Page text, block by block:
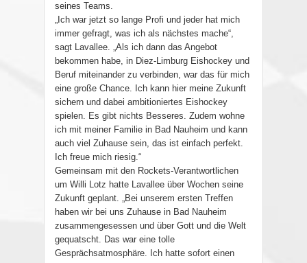
seines Teams.
„Ich war jetzt so lange Profi und jeder hat mich
immer gefragt, was ich als nächstes mache“,
sagt Lavallee. „Als ich dann das Angebot
bekommen habe, in Diez-Limburg Eishockey und
Beruf miteinander zu verbinden, war das für mich
eine große Chance. Ich kann hier meine Zukunft
sichern und dabei ambitioniertes Eishockey
spielen. Es gibt nichts Besseres. Zudem wohne
ich mit meiner Familie in Bad Nauheim und kann
auch viel Zuhause sein, das ist einfach perfekt.
Ich freue mich riesig.“
Gemeinsam mit den Rockets-Verantwortlichen
um Willi Lotz hatte Lavallee über Wochen seine
Zukunft geplant. „Bei unserem ersten Treffen
haben wir bei uns Zuhause in Bad Nauheim
zusammengesessen und über Gott und die Welt
gequatscht. Das war eine tolle
Gesprächsatmosphäre. Ich hatte sofort einen